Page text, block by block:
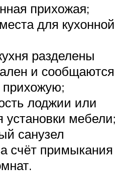
прихожая;
для кухонной
разделены
и сообщаются
лоджии или
установки мебели;
санузел
счёт примыкания